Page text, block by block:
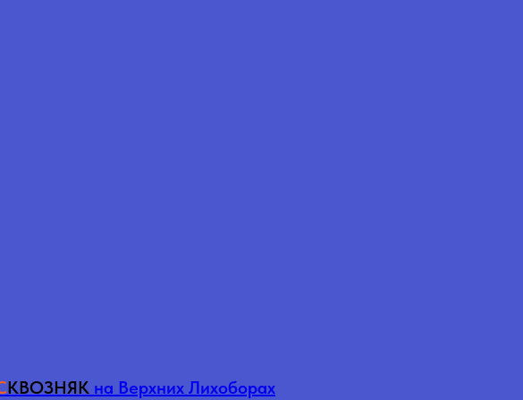
КВОЗНЯК на Верхних Лихоборах